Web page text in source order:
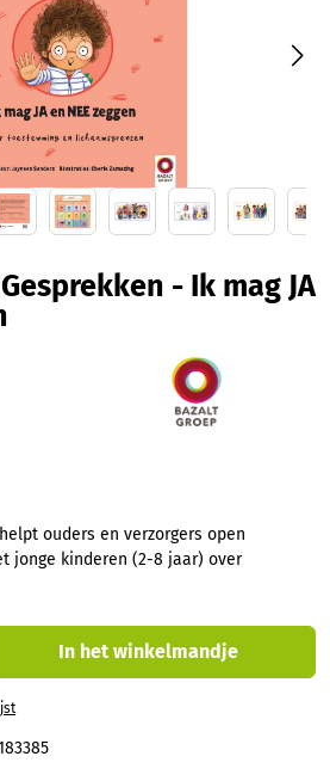
- Ik mag JA
helpt ouders en verzorgers open
jonge kinderen (2-8 jaar) over
Voer de gewenste
In het winkelmandje